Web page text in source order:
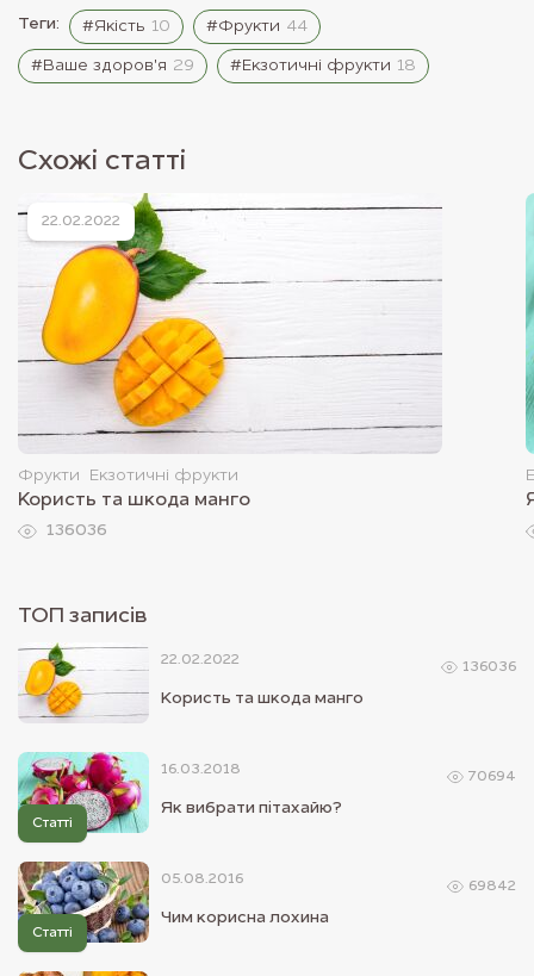
Теги: #Якість 10 #Фрукти 44
#Ваше здоров'я 29 #Екзотичні фрукти 18
Схожі статті
22.02.2022
Фрукти Екзотичні фрукти
Користь та шкода манго
136036
ТОП записiв
22.02.2022
Користь та шкода манго
136036
16.03.2018
Статті
Як вибрати пітахайю?
70694
05.08.2016
Статті
Чим корисна лохина
69842